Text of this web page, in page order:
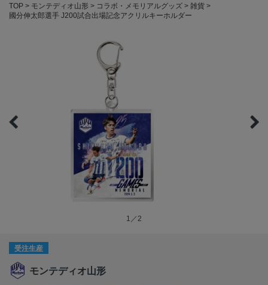
TOP モンテディオ山形 コラボ・メモリアルグッズ
雑貨
國分伸太郎選手 J200試合出場記念アクリルキーホルダー
1／2
受注生産
モンテディオ山形